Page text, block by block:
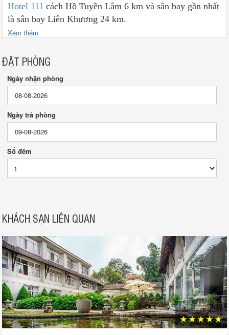
Hotel 111 cách Hồ Tuyền Lâm 6 km và sân bay gần nhất
là sân bay Liên Khương 24 km.
Xem thêm
ĐẶT PHÒNG
Ngày nhận phòng
Ngày trả phòng
Số đêm
KHÁCH SẠN LIÊN QUAN